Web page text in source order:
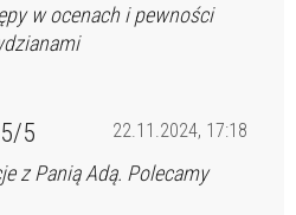
w ocenach i pewności
22.11.2024, 17:18
5/5
z Panią Adą. Polecamy